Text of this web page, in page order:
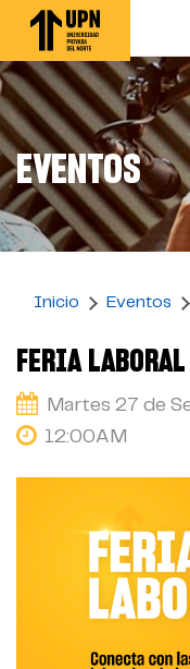
Pasar
contenido
principal
EVENTOS
Inicio Eventos
FERIA
Martes 27 de
12:00AM